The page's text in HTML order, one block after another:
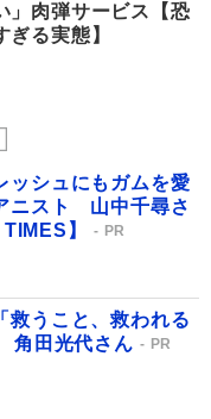
」肉弾サービス【恐
ぎる実態】
ッシュにもガムを愛
ニスト 山中千尋さ
】
PR
救うこと、救われる
角田光代さん
PR